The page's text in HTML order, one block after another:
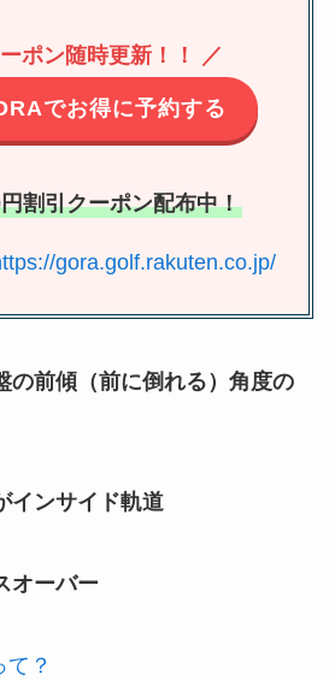
ポン随時更新！！ ／
でお得に予約する
割引クーポン配布中！
gora.golf.rakuten.co.jp/
前傾（前に倒れる）角度の
インサイド軌道
オーバー
？